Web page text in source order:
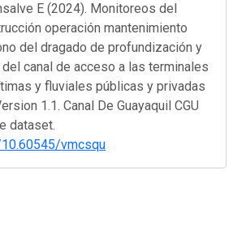
E (2024). Monitoreos del
operación mantenimiento
del dragado de profundización y
canal de acceso a las terminales
y fluviales públicas y privadas
1.1. Canal De Guayaquil CGU
dataset.
vmcsqu